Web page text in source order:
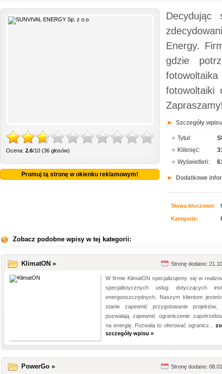
Ocena: 2.6/10 (36 głosów)
Promuj tą stronę w okienku reklamowym!
Energy.
gdzie
fotowoltaiki
Szczegóły
Tytuł:
Kliknięć:
Wyświetleń:
Dodatkowe
Słowa kluczowe:
Kategorie:
Zobacz podobne wpisy w tej kategorii:
KlimatON » Stronę dodano:
W firmie KlimatON specjalizujemy się w
specjalistycznych usług dotyczących
energooszczędnych. Naszym klientom
stanie zapewnić przygotowanie projektów,
pozwalają zapewnić ograniczenie
na energię. Pozwala to oferować ogranicz...
szczegóły wpisu »
PowerGo » Stronę dodano: